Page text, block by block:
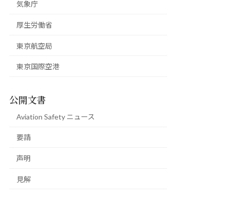
気象庁
厚生労働省
東京航空局
東京国際空港
公開文書
Aviation Safety ニュース
要請
声明
見解